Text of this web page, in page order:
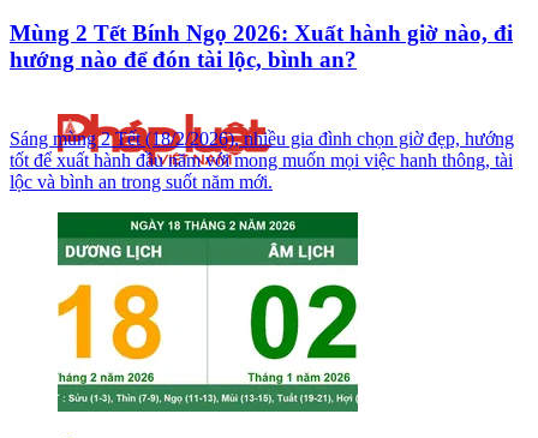
Mùng 2 Tết Bính Ngọ 2026: Xuất hành giờ nào, đi
hướng nào để đón tài lộc, bình an?
Sáng mùng 2 Tết (18/2/2026), nhiều gia đình chọn giờ đẹp, hướng
tốt để xuất hành đầu năm với mong muốn mọi việc hanh thông, tài
lộc và bình an trong suốt năm mới.